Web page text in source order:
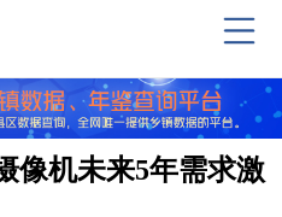
像机未来5年需求激